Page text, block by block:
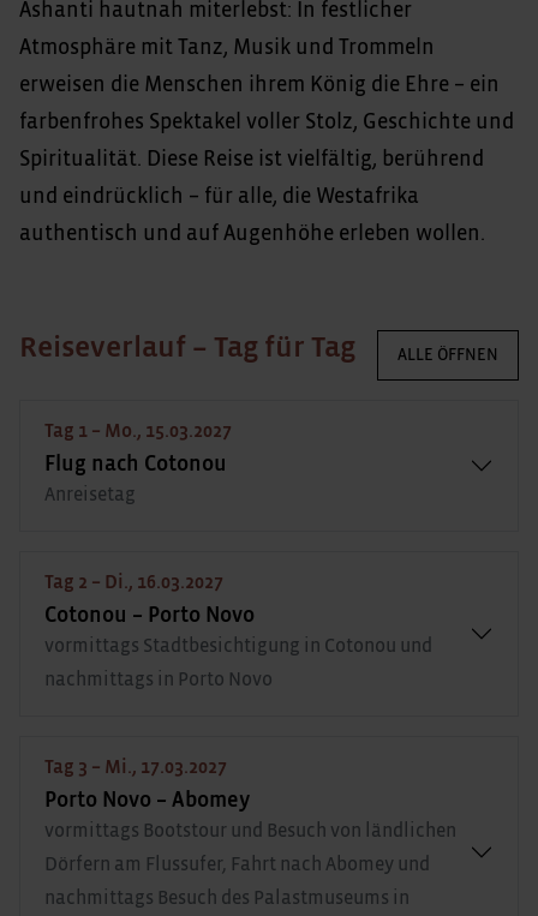
Ashanti hautnah miterlebst: In festlicher
Atmosphäre mit Tanz, Musik und Trommeln
erweisen die Menschen ihrem König die Ehre – ein
farbenfrohes Spektakel voller Stolz, Geschichte und
Spiritualität. Diese Reise ist vielfältig, berührend
und eindrücklich – für alle, die Westafrika
authentisch und auf Augenhöhe erleben wollen.
Reiseverlauf – Tag für Tag ALLE ÖFFNEN
Tag 1 – Mo., 15.03.2027
Flug nach Cotonou
Anreisetag
Tag 2 – Di., 16.03.2027
Cotonou – Porto Novo
vormittags Stadtbesichtigung in Cotonou und
nachmittags in Porto Novo
Tag 3 – Mi., 17.03.2027
Porto Novo – Abomey
vormittags Bootstour und Besuch von ländlichen
Dörfern am Flussufer, Fahrt nach Abomey und
nachmittags Besuch des Palastmuseums in